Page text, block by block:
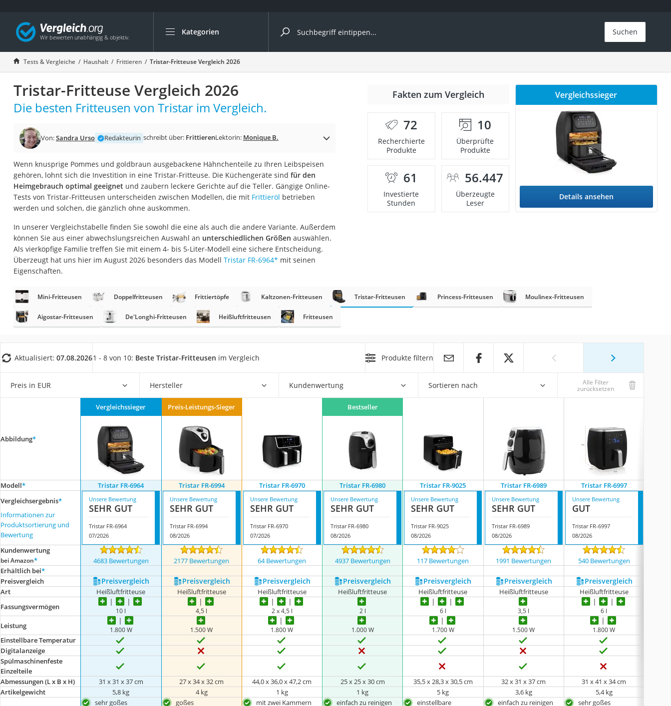
Kategorien
Die beliebtesten Vergleiche nach Kategorie
Haushalt
Wassersprudler
Zentralstaubsauger
Brotbackautomat
Wäschespinne
Spülmaschinentabs
Akku-Staubsauger
Eierkocher
Saug-Wisch-Roboter
Handstaubsauger
Milchaufschäumer
Reiskocher
Heißwasserspender
Tierhaarstaubsauger
Nespresso-Maschine
Service
Suchen
Tests & Vergleiche Haushalt Frittieren Tristar-Fritteuse Vergleich 2026
Tristar-Fritteuse Vergleich 2026
Die besten Fritteusen von Tristar im Vergleich.
Von:Sandra Urso Redakteurin schreibt über: FrittierenLektorin: Monique B.
Wenn knusprige Pommes und goldbraun ausgebackene Hähnchenteile zu Ihren Leibspeisen
gehören, lohnt sich die Investition in eine Tristar-Fritteuse. Die Küchengeräte sind für den
Heimgebrauch optimal geeignet und zaubern leckere Gerichte auf die Teller. Gängige Online-
Tests von Tristar-Fritteusen unterscheiden zwischen Modellen, die mit Frittieröl betrieben
werden und solchen, die gänzlich ohne auskommen.
In unserer Vergleichstabelle finden Sie sowohl die eine als auch die andere Variante. Außerdem
können Sie aus einer abwechslungsreichen Auswahl an unterschiedlichen Größen auswählen.
Als vierköpfige Familie treffen Sie mit einem 4- bis 5-Liter-Modell eine sichere Entscheidung.
Überzeugt hat uns hier im August 2026 besonders das Modell Tristar FR-6964* mit seinen
Eigenschaften.
Fakten zum Vergleich
72
Recherchierte
Produkte
10
Überprüfte
Produkte
61
Investierte
Stunden
56.447
Überzeugte
Leser
Vergleichssieger
Details ansehen
Mini-Fritteusen Doppelfritteusen Frittiertöpfe Kaltzonen-Fritteusen Tristar-Fritteusen Princess-Fritteusen Moulinex-Fritteusen
Aigostar-Fritteusen De'Longhi-Fritteusen Heißluftfritteusen Fritteusen
Aktualisiert: 07.08.20261 - 8 von 10: Beste Tristar-Fritteusen im Vergleich Produkte filtern
Preis in EUR Hersteller Kundenwertung Sortieren nach Alle Filter
zurücksetzen
Abbildung*
Vergleichssieger Preis-Leistungs-Sieger Bestseller
Modell* Tristar FR-6964 Tristar FR-6994 Tristar FR-6970 Tristar FR-6980 Tristar FR-9025 Tristar FR-6989 Tristar FR-6997
Vergleichsergebnis*
Informationen zur
Produktsortierung und
Bewertung
Unsere Bewertung
SEHR GUT
Tristar FR-6964
07/2026
Unsere Bewertung
SEHR GUT
Tristar FR-6994
08/2026
Unsere Bewertung
SEHR GUT
Tristar FR-6970
07/2026
Unsere Bewertung
SEHR GUT
Tristar FR-6980
08/2026
Unsere Bewertung
SEHR GUT
Tristar FR-9025
08/2026
Unsere Bewertung
SEHR GUT
Tristar FR-6989
08/2026
Unsere Bewertung
GUT
Tristar FR-6997
08/2026
Kundenwertung
bei Amazon* 4683 Bewertungen 2177 Bewertungen 64 Bewertungen 4937 Bewertungen 117 Bewertungen 1991 Bewertungen 540 Bewertungen
Erhältlich bei*
Preis­vergleich
Preis­vergleich Preis­vergleich Preis­vergleich Preis­vergleich Preis­vergleich Preis­vergleich Preis­vergleich
Art Heißluftfritteuse Heißluftfritteuse Heißluftfritteuse Heißluftfritteuse Heißluftfritteuse Heißluftfritteuse Heißluftfritteuse
Fassungsvermögen
10 l 4,5 l 2 x 4,5 l 2 l 6 l 3,5 l 6 l
Leistung 1.800 W 1.500 W 1.800 W 1.000 W 1.700 W 1.500 W 1.800 W
Einstellbare Temperatur
Digitalanzeige
Spülmaschinenfeste
Einzelteile
Abmessungen (L x B x H)
‎31 x 31 x 37 cm ‎27 x 34 x 32 cm 44,0 x 36,0 x 47,2 cm 25 x 25 x 30 cm ‎35,5 x 28,3 x 30,5 cm ‎32 x 31 x 37 cm 31 x 41 x 34 cm
Artikelgewicht
5,8 kg 4 kg 1 kg 1 kg 5 kg 3,6 kg 5,4 kg
sehr goßes
goßes
mit zwei Kammern
einfach zu reinigen
einstellbare
einfach zu reinigen
sehr goßes